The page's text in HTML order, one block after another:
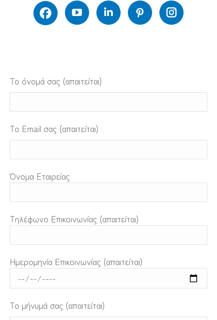
YouTubeLinkedin
Το όνομά σας (απαιτείται)
Το Email σας (απαιτείται)
Όνομα Εταιρείας
Τηλέφωνο Επικοινωνίας (απαιτείται)
Ημερομηνία Επικοινωνίας (απαιτείται)
Το μήνυμά σας (απαιτείται)